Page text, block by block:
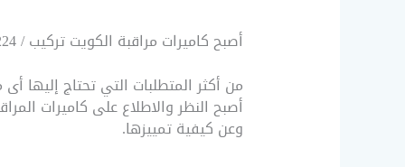
أصبح كاميرات مراقبة الكويت تركيب / 51226224 / كاميرات مراقبة فني
من أكثر المتطلبات التي تحتاج
أصبح النظر والاطلاع على كاميرات
وعن كيفية تمييزها.